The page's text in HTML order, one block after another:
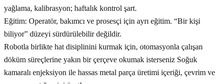
yağlama, kalibrasyon; haftalık kontrol şart.
Eğitim: Operatör, bakımcı ve prosesçi için ayrı eğitim. “Bir kişi
biliyor” düzeyi sürdürülebilir değildir.
Robotla birlikte hat disiplinini kurmak için, otomasyonla çalışan
döküm süreçlerine yakın bir çerçeve okumak isterseniz Soğuk
kamaralı enjeksiyon ile hassas metal parça üretimi içeriği, çevrim ve